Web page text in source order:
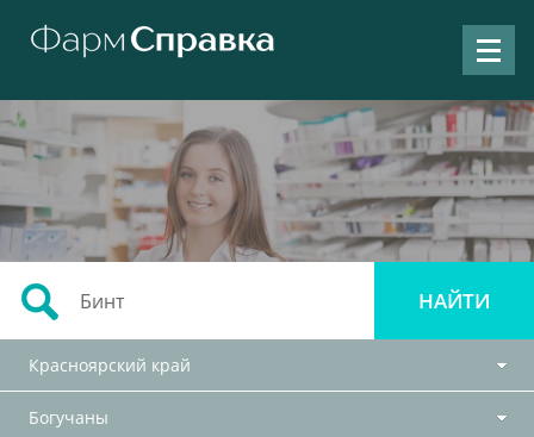
Красноярский край
Богучаны